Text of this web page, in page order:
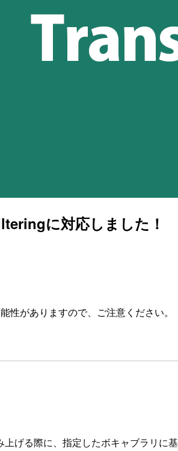
に対応しました！
性がありますので、ご注意ください。
げる際に、指定したボキャブラリに